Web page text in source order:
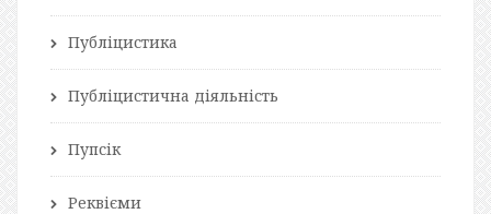
Публіцистика
Публіцистична діяльність
Пупсік
Реквієми